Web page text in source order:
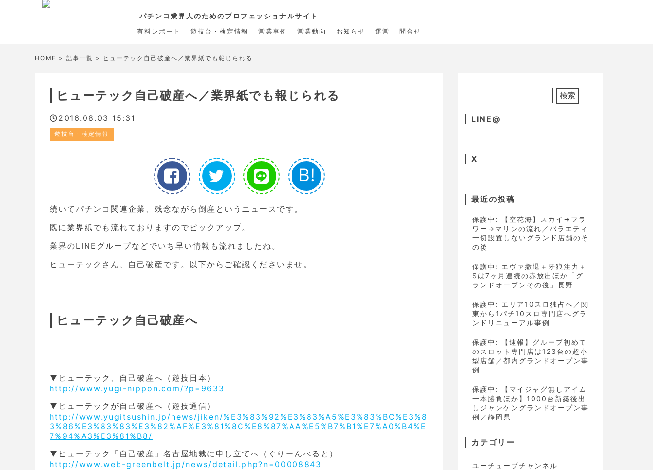
パチンコ業界人のためのプロフェッショナルサイト
有料レポート 遊技台・検定情報 営業事例 営業動向 お知らせ 運営 問合せ
HOME > 記事一覧 > ヒューテック自己破産へ／業界紙でも報じられる
ヒューテック自己破産へ／業界紙でも報じられる
2016.08.03 15:31
遊技台・検定情報
B!
続いてパチンコ関連企業、残念ながら倒産というニュースです。
既に業界紙でも流れておりますのでピックアップ。
業界のLINEグループなどでいち早い情報も流れましたね。
ヒューテックさん、自己破産です。以下からご確認くださいませ。
ヒューテック自己破産へ
▼ヒューテック、自己破産へ（遊技日本）
http://www.yugi-nippon.com/?p=9633
▼ヒューテックが自己破産へ（遊技通信）
http://www.yugitsushin.jp/news/jiken/%E3%83%92%E3%83%A5%E3%83%BC%E3%8
3%86%E3%83%83%E3%82%AF%E3%81%8C%E8%87%AA%E5%B7%B1%E7%A0%B4%E
7%94%A3%E3%81%B8/
▼ヒューテック「自己破産」名古屋地裁に申し立てへ（ぐりーんべると）
http://www.web-greenbelt.jp/news/detail.php?n=00008843
LINE@
X
最近の投稿
保護中: 【空花海】スカイ→フラ
ワー→マリンの流れ／バラエティ
一切設置しないグランド店舗のそ
の後
保護中: エヴァ撤退＋牙狼注力＋
Sは7ヶ月連続の赤放出ほか「グ
ランドオープンその後」長野
保護中: エリア10スロ独占へ／関
東から1パチ10スロ専門店へグラ
ンドリニューアル事例
保護中: 【速報】グループ初めて
のスロット専門店は123台の超小
型店舗／都内グランドオープン事
例
保護中: 【マイジャグ無しアイム
一本勝負ほか】1000台新築後出
しジャンケングランドオープン事
例／静岡県
カテゴリー
ユーチューブチャンネル